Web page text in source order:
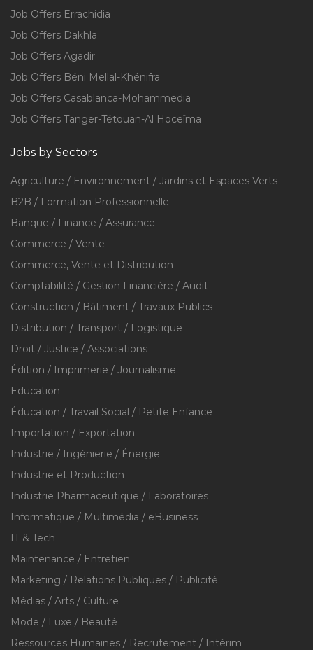
Job Offers Errachidia
Job Offers Dakhla
Job Offers Agadir
Job Offers Béni Mellal-Khénifra
Job Offers Casablanca-Mohammedia
Job Offers Tanger-Tétouan-Al Hoceïma
Jobs by Sectors
Agriculture / Environnement / Jardins et Espaces Verts
B2B / Formation Professionnelle
Banque / Finance / Assurance
Commerce / Vente
Commerce, Vente et Distribution
Comptabilité / Gestion Financière / Audit
Construction / Bâtiment / Travaux Publics
Distribution / Transport / Logistique
Droit / Justice / Associations
Édition / Imprimerie / Journalisme
Education
Éducation / Travail Social / Petite Enfance
Importation / Exportation
Industrie / Ingénierie / Énergie
Industrie et Production
Industrie Pharmaceutique / Laboratoires
Informatique / Multimédia / eBusiness
IT & Tech
Maintenance / Entretien
Marketing / Relations Publiques / Publicité
Médias / Arts / Culture
Mode / Luxe / Beauté
Ressources Humaines / Recrutement / Intérim